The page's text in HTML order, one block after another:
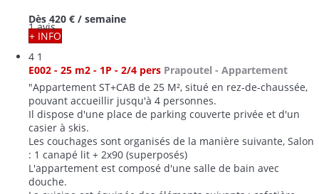
1 avis
Dès 420 €
4 1
E002 - 25 m2 - 1P - 2/4 pers Prapoutel -
"Appartement ST+CAB de 25 M², situé en rez-de-chaussée,
pouvant accueillir jusqu'à 4 personnes.
Il dispose d'une place de parking couverte privée et d'un
casier à skis.
Les couchages sont organisés de la manière suivante, Salon
: 1 canapé lit + 2x90 (superposés)